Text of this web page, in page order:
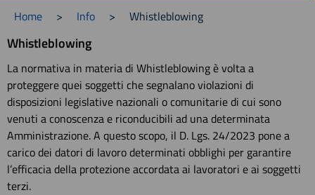
Home > Info > Whistleblowing
Whistleblowing
La normativa in materia di Whistleblowing è volta a
proteggere quei soggetti che segnalano violazioni di
disposizioni legislative nazionali o comunitarie di cui sono
venuti a conoscenza e riconducibili ad una determinata
Amministrazione. A questo scopo, il D. Lgs. 24/2023 pone a
carico dei datori di lavoro determinati obblighi per garantire
l’efficacia della protezione accordata ai lavoratori e ai soggetti
terzi.